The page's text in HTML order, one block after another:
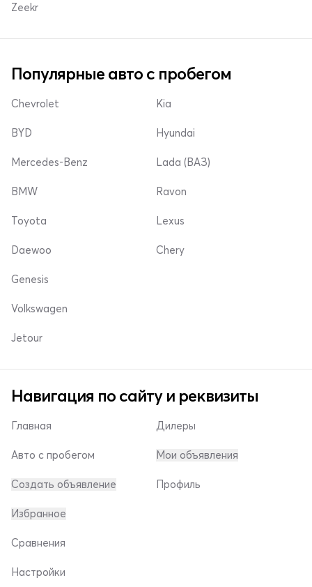
Zeekr
Популярные авто с пробегом
Chevrolet
BYD
Mercedes-Benz
Kia
Hyundai
Lada (ВАЗ)
BMW
Toyota
Daewoo
Ravon
Lexus
Chery
Genesis
Volkswagen
Jetour
Навигация по сайту и реквизиты
Главная
Авто с пробегом
Создать объявление
Дилеры
Мои объявления
Профиль
Избранное
Сравнения
Настройки